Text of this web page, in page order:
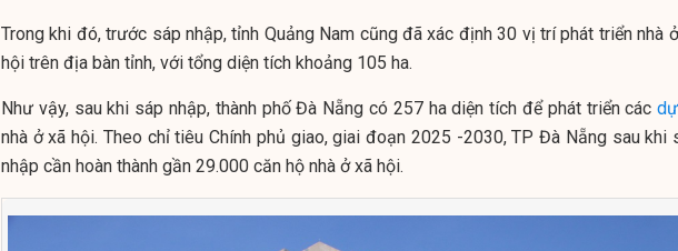
Trong khi đó, trước sáp nhập, tỉnh Quảng Nam cũng đã xác định 30 vị trí phát triển nhà
hội trên địa bàn tỉnh, với tổng diện tích khoảng 105 ha.
Như vậy, sau khi sáp nhập, thành phố Đà Nẵng có 257 ha diện tích để phát triển các
nhà ở xã hội. Theo chỉ tiêu Chính phủ giao, giai đoạn 2025 -2030, TP Đà Nẵng sau khi
nhập cần hoàn thành gần 29.000 căn hộ nhà ở xã hội.